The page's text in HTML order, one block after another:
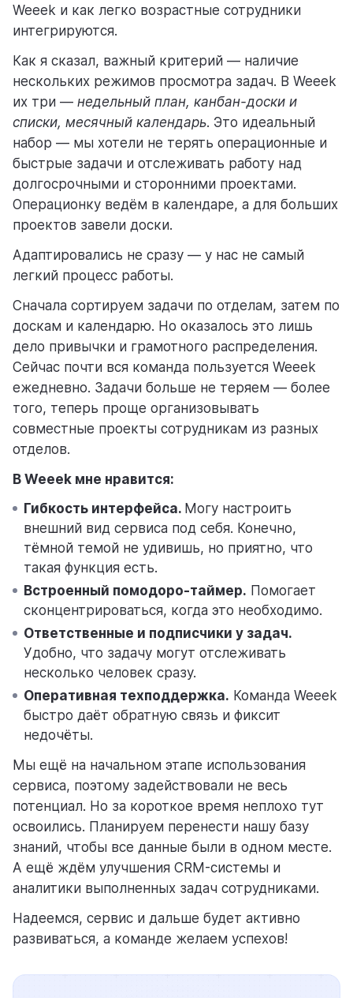
Weeek и как легко возрастные сотрудники
интегрируются.
Как я сказал, важный критерий — наличие
нескольких режимов просмотра задач. В Weeek
их три — недельный план, канбан-доски и
списки, месячный календарь. Это идеальный
набор — мы хотели не терять операционные и
быстрые задачи и отслеживать работу над
долгосрочными и сторонними проектами.
Операционку ведём в календаре, а для больших
проектов завели доски.
Адаптировались не сразу — у нас не самый
легкий процесс работы.
Сначала сортируем задачи по отделам, затем по
доскам и календарю. Но оказалось это лишь
дело привычки и грамотного распределения.
Сейчас почти вся команда пользуется Weeek
ежедневно. Задачи больше не теряем — более
того, теперь проще организовывать
совместные проекты сотрудникам из разных
отделов.
В Weeek мне нравится:
Гибкость интерфейса. Могу настроить
внешний вид сервиса под себя. Конечно,
тёмной темой не удивишь, но приятно, что
такая функция есть.
Встроенный помодоро-таймер. Помогает
сконцентрироваться, когда это необходимо.
Ответственные и подписчики у задач.
Удобно, что задачу могут отслеживать
несколько человек сразу.
Оперативная техподдержка. Команда Weeek
быстро даёт обратную связь и фиксит
недочёты.
Мы ещё на начальном этапе использования
сервиса, поэтому задействовали не весь
потенциал. Но за короткое время неплохо тут
освоились. Планируем перенести нашу базу
знаний, чтобы все данные были в одном месте.
А ещё ждём улучшения CRM-системы и
аналитики выполненных задач сотрудниками.
Надеемся, сервис и дальше будет активно
развиваться, а команде желаем успехов!